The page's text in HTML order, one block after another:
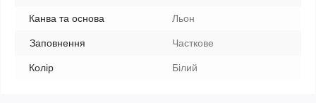
Канва та основа Льон
Заповнення Часткове
Колір Білий